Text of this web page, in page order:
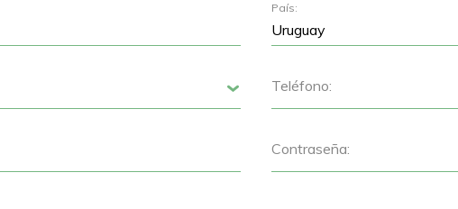
País:
Teléfono:
Contraseña: